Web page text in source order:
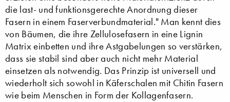
die last- und funktionsgerechte Anordnung dieser
Fasern in einem Faserverbundmaterial." Man kennt dies
von Bäumen, die ihre Zellulosefasern in eine Lignin
Matrix einbetten und ihre Astgabelungen so verstärken,
dass sie stabil sind aber auch nicht mehr Material
einsetzen als notwendig. Das Prinzip ist universell und
wiederholt sich sowohl in Käferschalen mit Chitin Fasern
wie beim Menschen in Form der Kollagenfasern.